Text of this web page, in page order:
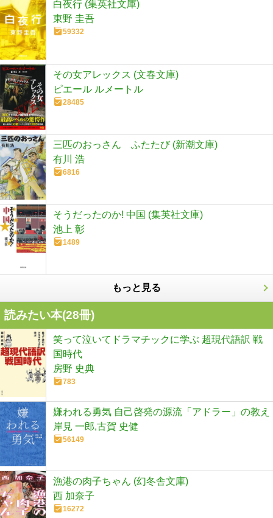
白夜行 (集英社文庫)
東野 圭吾
59332
その女アレックス (文春文庫)
ピエール ルメートル
28485
三匹のおっさん ふたたび (新潮文庫)
有川 浩
6816
そうだったのか! 中国 (集英社文庫)
池上 彰
1489
もっと見る
読みたい本(28冊)
笑って泣いてドラマチックに学ぶ 超現代語訳 戦
国時代
房野 史典
783
嫌われる勇気 自己啓発の源流「アドラー」の教え
岸見 一郎,古賀 史健
56149
漁港の肉子ちゃん (幻冬舎文庫)
西 加奈子
16272